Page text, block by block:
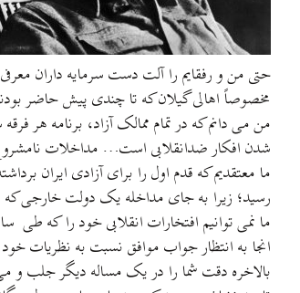
حتی من و رفقایم را آلت دست سرمایه داران
مخصوصاً اهالی گیلان که تا چندی پیش حاضر
من می دانم که در تمام ممالک آزاد، برنامه هر
شدن افکار ضدانقلابی است… مداخلات نامشروع
ما معتقدیم که قدم اول را برای آزادی ایران
رسید؛ زیرا به جای مداخله یک دولت خارجی
ما نمی توانیم افتخارات انقلابی خود را که
انجا به انتظار جواب موافق نسبت به نظریات
بالاخره دقت شما را در یک مساله دیگر جلب و